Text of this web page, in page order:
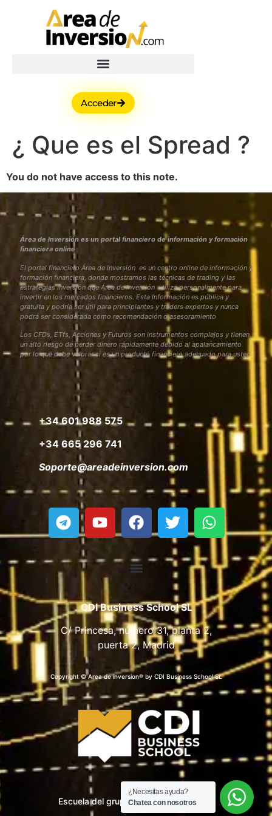
Acceder
¿ Que es el Spread ?
You do not have access to this note.
Área de Inversión es un portal financiero de información y formación
financiera online
El portal financiero Área de Inversión es un centro online de información y
formación financiera, donde mostramos las técnicas de trading y las
estrategias inversión que Área de Inversión utiliza personalmente para
invertir en los mercados financieros. Esta Información es pública y
gratuita y podría ser útil para principiantes y traders expertos y nunca
podrá ser considerada como recomendación o asesoramiento
Los CFDs, ETfs, Acciones y Futuros son instrumentos complejos y tienen
un alto riesgo de perder dinero rápidamente debido al apalancamiento
por lo que debe valorar si es un producto financiero adecuado para usted
+34 601 988 575
+34 665 296 741
Soporte@areadeinversion.com
CDI Business School SL
C/ Princesa, número 31, planta 2,
puerta 2, Madrid
Copyright © Area de inversion® by CDI Business School SL
Escuela del grupo CDI Business School
¿Necesitas ayuda?
Chatea con nosotros